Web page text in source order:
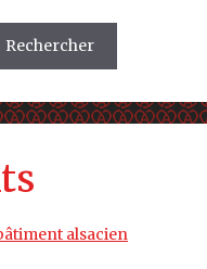
Rechercher
alsacien